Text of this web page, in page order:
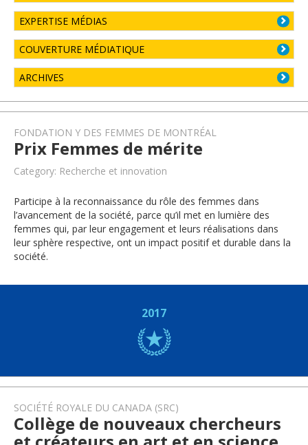
EXPERTISE MÉDIAS
COUVERTURE MÉDIATIQUE
ARCHIVES
FONDATION Y DES FEMMES DE MONTRÉAL
Prix Femmes de mérite
Category: Recherche et innovation
Participe à la reconnaissance du rôle des femmes dans
l’avancement de la société, parce qu’il met en lumière des
femmes qui, par leur engagement et leurs réalisations dans
leur sphère respective, ont un impact positif et durable dans la
société.
2017
SOCIÉTÉ ROYALE DU CANADA (SRC)
Collège de nouveaux chercheurs